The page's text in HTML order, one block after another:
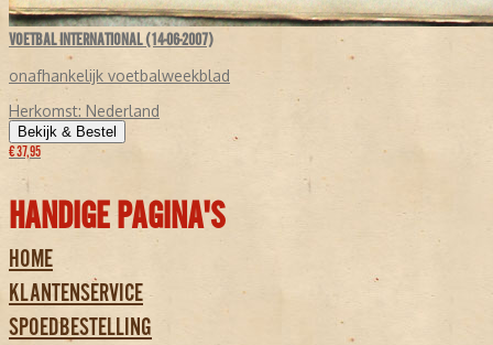
VOETBAL INTERNATIONAL (14-06-2007)
onafhankelijk voetbalweekblad
Herkomst: Nederland
Bekijk & Bestel
€ 37,95
HANDIGE PAGINA'S
HOME
KLANTENSERVICE
SPOEDBESTELLING